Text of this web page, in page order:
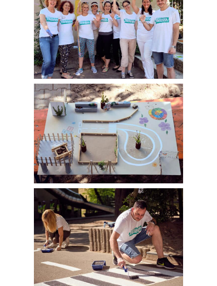
sehr gelungen.
Vielen Dank!
Sousan Barrera Diaz,
AWO-Kita Philipp-Holl